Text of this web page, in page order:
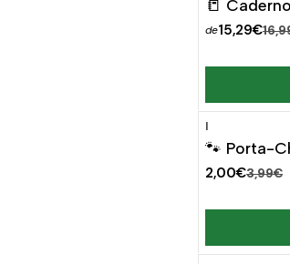
📒
de15,29€
-50%
|
🐾 Porta-
2,00€3,99€